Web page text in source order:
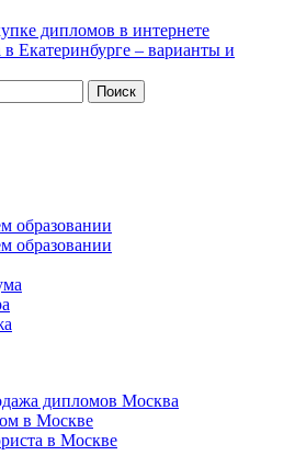
дипломов в интернете
Екатеринбурге – варианты и
образовании
образовании
дипломов Москва
в Москве
в Москве